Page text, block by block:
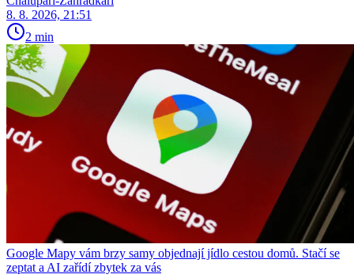
8. 8. 2026, 21:51
2 min
Google Mapy vám brzy samy objednají jídlo cestou domů. Stačí se
zeptat a AI zařídí zbytek za vás